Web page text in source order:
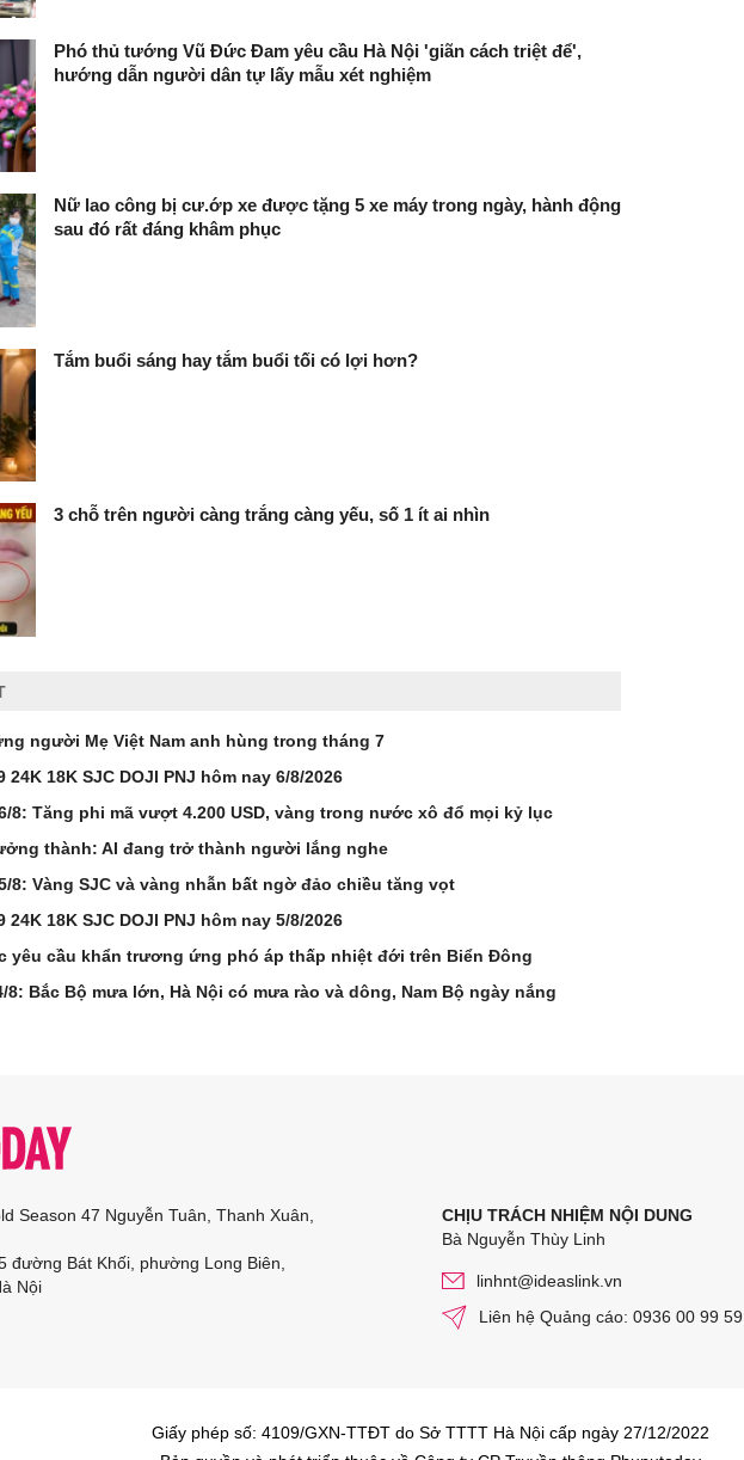
Phó thủ tướng Vũ Đức Đam yêu cầu Hà Nội 'giãn cách triệt để',
hướng dẫn người dân tự lấy mẫu xét nghiệm
Nữ lao công bị cư.ớp xe được tặng 5 xe máy trong ngày, hành động
sau đó rất đáng khâm phục
Tắm buổi sáng hay tắm buổi tối có lợi hơn?
3 chỗ trên người càng trắng càng yếu, số 1 ít ai nhìn
người Mẹ Việt Nam anh hùng trong tháng 7
24K 18K SJC DOJI PNJ hôm nay 6/8/2026
8: Tăng phi mã vượt 4.200 USD, vàng trong nước xô đổ mọi kỷ lục
thành: AI đang trở thành người lắng nghe
8: Vàng SJC và vàng nhẫn bất ngờ đảo chiều tăng vọt
24K 18K SJC DOJI PNJ hôm nay 5/8/2026
yêu cầu khẩn trương ứng phó áp thấp nhiệt đới trên Biển Đông
Bắc Bộ mưa lớn, Hà Nội có mưa rào và dông, Nam Bộ ngày nắng
Season 47 Nguyễn Tuân, Thanh Xuân,
đường Bát Khối, phường Long Biên,
Nội
CHỊU TRÁCH NHIỆM NỘI DUNG
Bà Nguyễn Thùy Linh
linhnt@ideaslink.vn
Liên hệ Quảng cáo: 0936 00 99 59
Giấy phép số: 4109/GXN-TTĐT do Sở TTTT Hà Nội cấp ngày 27/12/2022